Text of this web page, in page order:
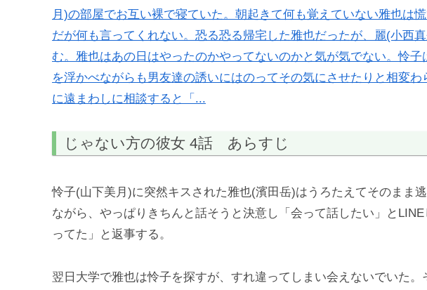
月)の部屋でお互い裸で寝ていた。朝起きて何も覚えていない雅也は
だが何も言ってくれない。恐る恐る帰宅した雅也だったが、麗(小西
む。雅也はあの日はやったのかやってないのかと気が気でない。怜
を浮かべながらも男友達の誘いにはのってその気にさせたりと相変
に遠まわしに相談すると「...
じゃない方の彼女 4話 あらすじ
怜子(山下美月)に突然キスされた雅也(濱田岳)はうろたえてそのまま
ながら、やっぱりきちんと話そうと決意し「会って話したい」と
ってた」と返事する。
翌日大学で雅也は怜子を探すが、すれ違ってしまい会えないでいた